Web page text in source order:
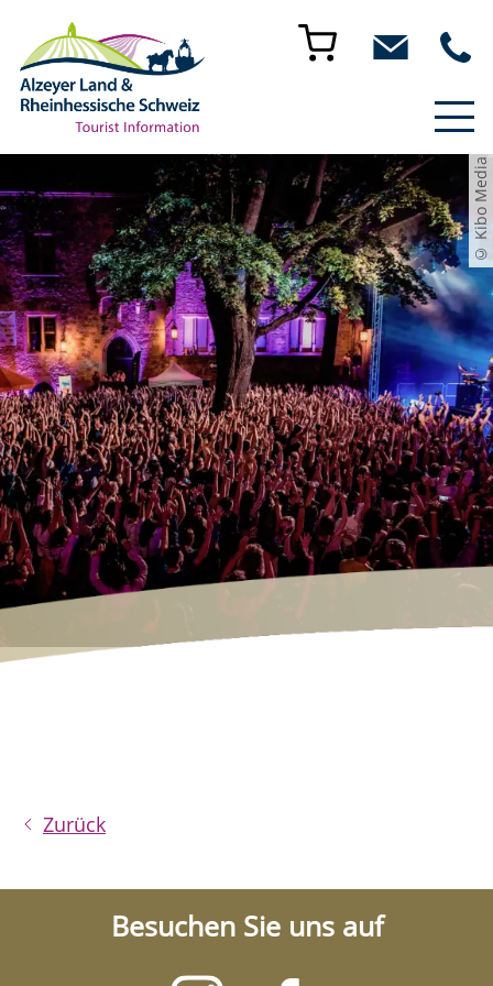
© Kibo Media
Zurück
Besuchen Sie uns auf
Besuchen
Besuchen